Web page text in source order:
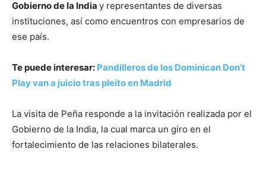
Gobierno de la India y representantes de diversas
instituciones, así como encuentros con empresarios de
ese país.
Te puede interesar: Pandilleros de los Dominican Don’t
Play van a juicio tras pleito en Madrid
La visita de Peña responde a la invitación realizada por el
Gobierno de la India, la cual marca un giro en el
fortalecimiento de las relaciones bilaterales.